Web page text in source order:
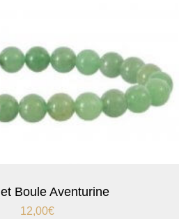
Boule Aventurine
12,00€